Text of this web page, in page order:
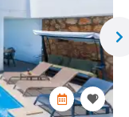
Ulaşım Hizmeti